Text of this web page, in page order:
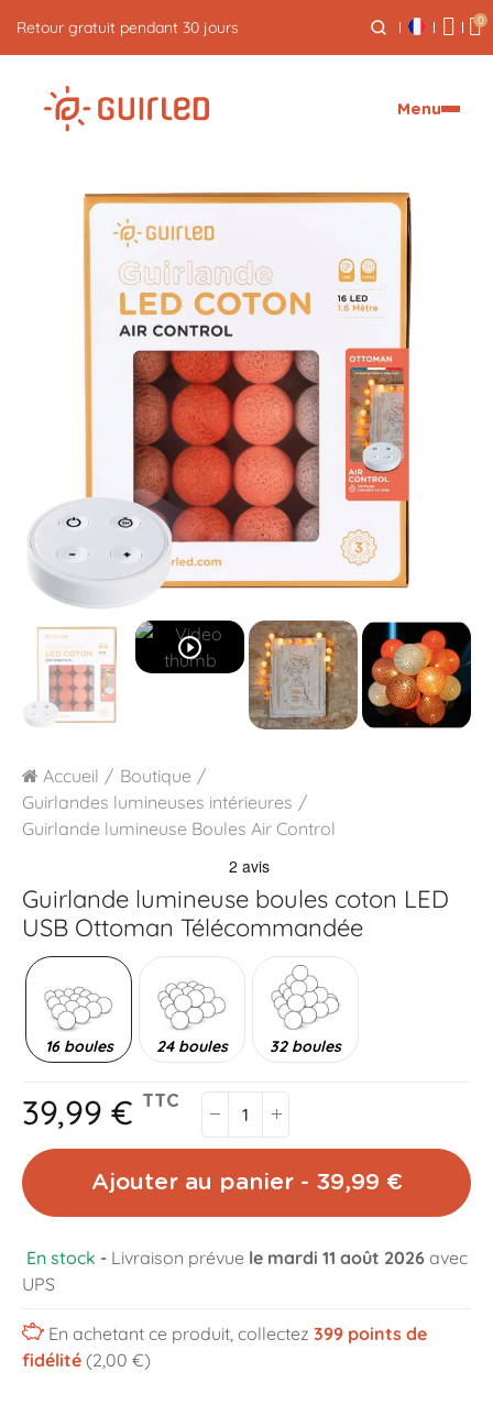
Livraison express offerte dès 59€
0
Menu
play_circle_outline
Accueil
Boutique
Guirlandes lumineuses intérieures
Guirlande lumineuse Boules Air Control
Guirlande lumineuse boules coton LED
USB Ottoman Télécommandée
16 boules 24 boules 32 boules
39,99 € TTC
Ajouter au panier - 39,99 €
En stock - Livraison prévue le mardi 11 août 2026 avec
UPS
En achetant ce produit, collectez 399points de
fidélité (2,00 €)